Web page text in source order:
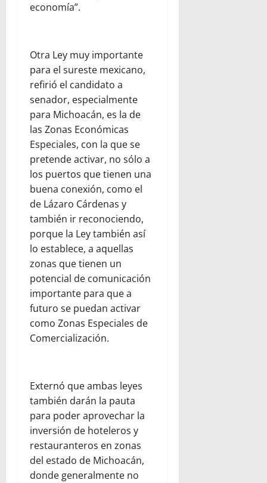
economía”.
Otra Ley muy importante
para el sureste mexicano,
refirió el candidato a
senador, especialmente
para Michoacán, es la de
las Zonas Económicas
Especiales, con la que se
pretende activar, no sólo a
los puertos que tienen una
buena conexión, como el
de Lázaro Cárdenas y
también ir reconociendo,
porque la Ley también así
lo establece, a aquellas
zonas que tienen un
potencial de comunicación
importante para que a
futuro se puedan activar
como Zonas Especiales de
Comercialización.
Externó que ambas leyes
también darán la pauta
para poder aprovechar la
inversión de hoteleros y
restauranteros en zonas
del estado de Michoacán,
donde generalmente no